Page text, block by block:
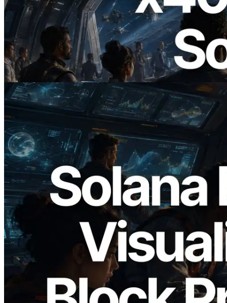
2026.07.04
ERPC 發布支援 x402 支付的 Solana RPC
— AI Agent 按需為 API 付款的時代開啟
閱讀本文
2026.05.24
Validators Solutions 釋出 Solana Block
Analyzer — 以 slot 為單位視覺化區塊生
成時間與負責驗證者